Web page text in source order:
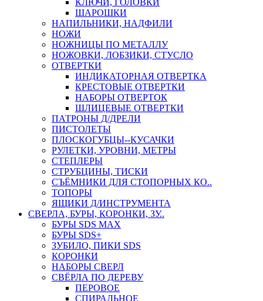
КЛЮЧИ, ГОЛОВКИ
ШАРОШКИ
НАПИЛЬНИКИ, НАДФИЛИ
НОЖИ
НОЖНИЦЫ ПО МЕТАЛЛУ
НОЖОВКИ, ЛОБЗИКИ, СТУСЛО
ОТВЕРТКИ
ИНДИКАТОРНАЯ ОТВЕРТКА
КРЕСТОВЫЕ ОТВЕРТКИ
НАБОРЫ ОТВЕРТОК
ШЛИЦЕВЫЕ ОТВЕРТКИ
ПАТРОНЫ Д/ДРЕЛИ
ПИСТОЛЕТЫ
ПЛОСКОГУБЦЫ--КУСАЧКИ
РУЛЕТКИ, УРОВНИ, МЕТРЫ
СТЕПЛЕРЫ
СТРУБЦИНЫ, ТИСКИ
СЪЁМНИКИ ДЛЯ СТОПОРНЫХ КО..
ТОПОРЫ
ЯЩИКИ Д/ИНСТРУМЕНТА
СВЕРЛА, БУРЫ, КОРОНКИ, ЗУ..
БУРЫ SDS MAX
БУРЫ SDS+
ЗУБИЛО, ПИКИ SDS
КОРОНКИ
НАБОРЫ СВЕРЛ
СВЁРЛА ПО ДЕРЕВУ
ПЕРОВОЕ
СПИРАЛЬНОЕ